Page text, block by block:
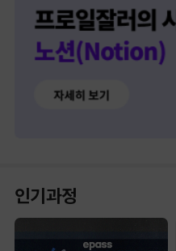
인기과정